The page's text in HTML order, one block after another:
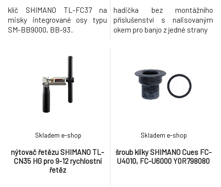
klíč SHIMANO TL-FC37 na
misky integrované osy typu
SM-BB9000, BB-93..
hadička bez montážního
příslušenství s nalisovaným
okem pro banjo z jedné strany
nýtovač řetězu SHIMANO TL-
CN35 HG pro 9-12 rychlostní
řetěz
Skladem e-shop
šroub kliky SHIMANO Cues FC-
U4010, FC-U6000 Y0R798080
Skladem e-shop